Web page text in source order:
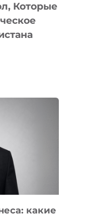
Которые
какие